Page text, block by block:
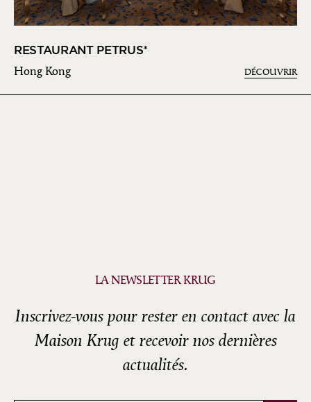
RESTAURANT PETRUS*
Hong Kong DÉCOUVRIR
LA NEWSLETTER KRUG
Inscrivez-vous pour rester en contact avec la
Maison Krug et recevoir nos dernières
actualités.